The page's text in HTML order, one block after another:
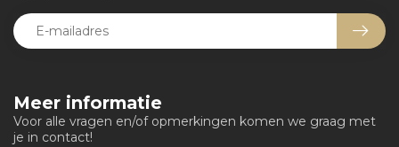
Meer informatie
Voor alle vragen en/of opmerkingen komen we graag met
je in contact!